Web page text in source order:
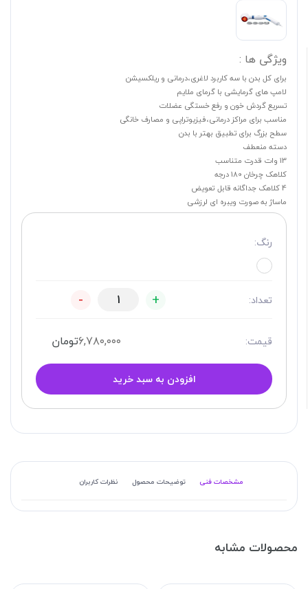
ویژگی ها :
برای کل بدن با سه کاربرد لاغری،درمانی و ریلکسیشن
لامپ های گرمایشی با گرمای ملایم
تسریع گردش خون و رفع خستگی عضلات
مناسب برای مراکز درمانی،فیزیوتراپی و مصارف خانگی
سطح بزرگ برای تطبیق بهتر با بدن
دسته منعطف
13 وات قدرت متناسب
کلاهک چرخان 180 درجه
4 کلاهک جداگانه قابل تعویض
ماساژ به صورت ویبره ای لرزشی
رنگ:
تعداد: +
-
قیمت: ۶,۷۸۰,۰۰۰تومان
افزودن به سبد خرید
مشخصات فنی توضیحات محصول نظرات کاربران
محصولات مشابه